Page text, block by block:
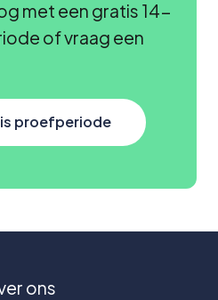
met een gratis 14-
of vraag een
proefperiode
ons